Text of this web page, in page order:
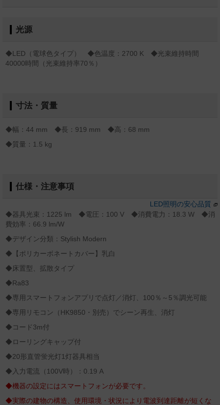
光源
◆LED（電球色タイプ） ◆色温度：2700 K ◆光束維持時間
40000時間（光束維持率70％）
寸法・質量
◆幅：44 mm ◆長：919 mm ◆高：68 mm
◆質量：1.5 kg
仕様・注意事項
LED照明の安心品質
◆器具光束：1225 lm ◆電圧：100 V ◆消費電力：18.3 W ◆消
費効率：66.9 lm/W
◆デザイン分類：Stylish Modern
◆【ポリカーボネートカバー】乳白
◆床置型、拡散タイプ
◆Ra83
◆専用スマートフォンアプリで点灯／消灯、100％～5％調光可能
◆専用リモコン（HK9850・別売）でシーン再生、消灯
◆コード3m付
◆ローリングキャップ付
◆20形直管蛍光灯1灯器具相当
◆入力電流（100V時）：0.19 A
◆機器の設定にはスマートフォンが必要です。
◆実際の建物の構造、使用環境・状況により電波到達距離が短くな